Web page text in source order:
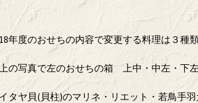
18年度のおせちの内容で変更する料理は３種
の写真で左のおせちの箱 上中・中左・下
イタヤ貝(貝柱)のマリネ・リエット・若鳥手